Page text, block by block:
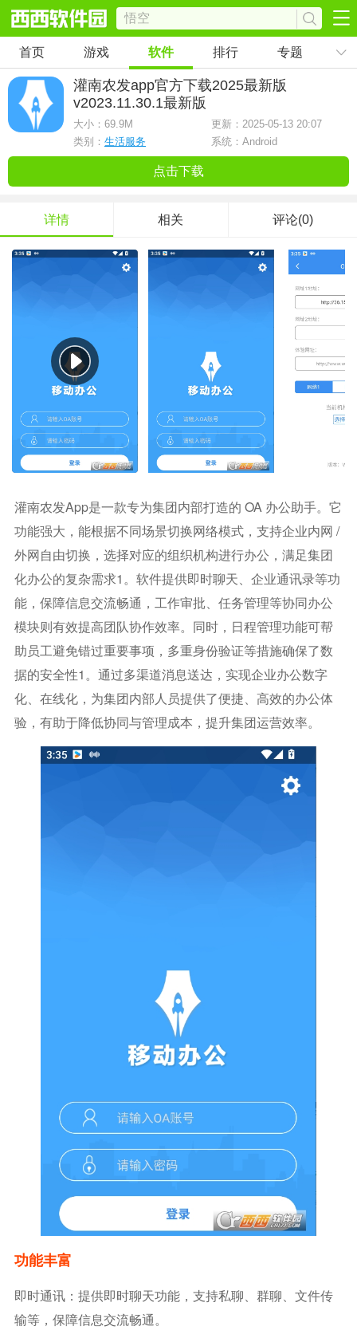
首页 游戏 软件 排行 专题
灌南农发app官方下载2025最新版
v2023.11.30.1最新版
大小： 69.9M
更新：2025-05-13 20:07
类别： 生活服务 系统：Android
点击下载
详情 相关 评论(0)
灌南农发app是一款专为集团内部打造的 OA 办公助手。它
功能强大，能根据不同场景切换网络模式，支持企业内网 /
外网自由切换，选择对应的组织机构进行办公，满足集团
化办公的复杂需求1。软件提供即时聊天、企业通讯录等功
能，保障信息交流畅通，工作审批、任务管理等协同办公
模块则有效提高团队协作效率。同时，日程管理功能可帮
助员工避免错过重要事项，多重身份验证等措施确保了数
据的安全性1。通过多渠道消息送达，实现企业办公数字
化、在线化，为集团内部人员提供了便捷、高效的办公体
验，有助于降低协同与管理成本，提升集团运营效率。
功能丰富
即时通讯：提供即时聊天功能，支持私聊、群聊、文件传
输等，保障信息交流畅通。